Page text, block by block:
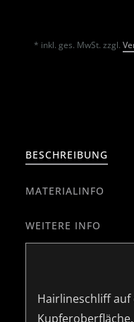
* inkl. ges. MwSt. zzgl.
BESCHREIBUNG
MATERIALINFO
WEITERE INFO
Hairlineschliff
Kupferoberfläche.